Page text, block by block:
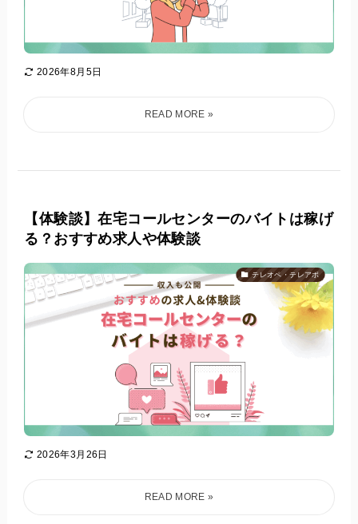
2026年8月5日
【体験談】在宅コールセンターのバイトは稼げ
る？おすすめ求人や体験談
テレオペ・テレアポ
2026年3月26日